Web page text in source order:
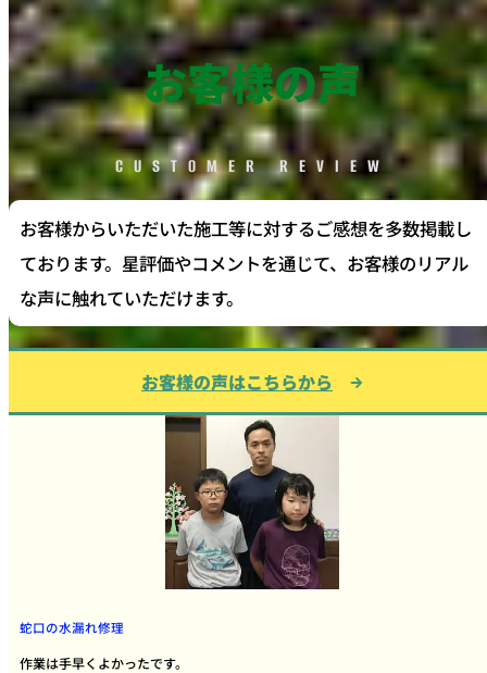
お客様の声
CUSTOMER REVIEW
お客様からいただいた施工等に対するご感想を多数掲載し
ております。星評価やコメントを通じて、お客様のリアル
な声に触れていただけます。
お客様の声はこちらから
蛇口の水漏れ修理
作業は手早くよかったです。